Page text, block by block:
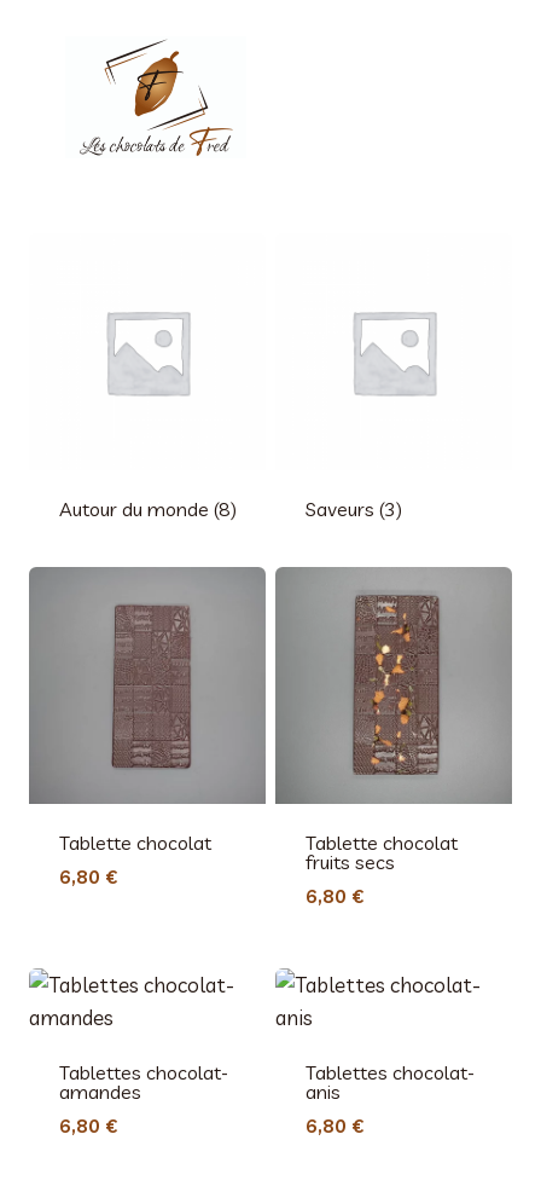
Autour du monde (8) Saveurs (3)
Tablette chocolat
6,80 €
Tablette chocolat
fruits secs
6,80 €
Tablettes chocolat-
amandes
6,80 €
Tablettes chocolat-
anis
6,80 €